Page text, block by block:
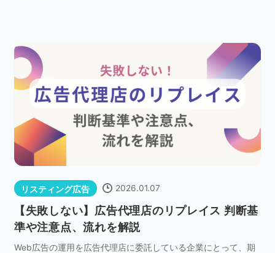
アドテクノロジー 広告クリエイティブ
Webサイト構築
SEO
リスティング広告 2026.01.07
【失敗しない】広告代理店のリプレイス 判断基
準や注意点、流れを解説
Web広告の運用を広告代理店に委託している企業にとって、期